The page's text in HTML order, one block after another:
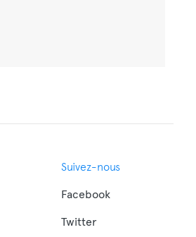
Suivez-nous
Facebook
Twitter